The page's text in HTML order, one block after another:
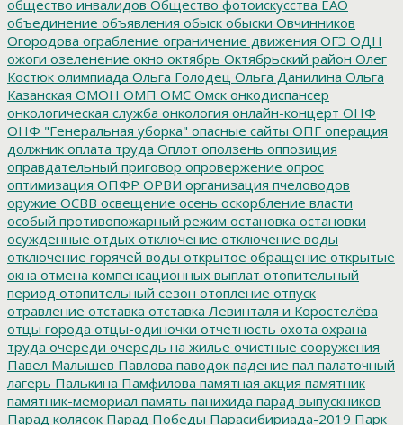
общество инвалидов Общество фотоискусства ЕАО
объединение объявления обыск обыски Овчинников
Огородова ограбление ограничение движения ОГЭ ОДН
ожоги озеленение окно октябрь Октябрьский район Олег
Костюк олимпиада Ольга Голодец Ольга Данилина Ольга
Казанская ОМОН ОМП ОМС Омск онкодиспансер
онкологическая служба онкология онлайн-концерт ОНФ
ОНФ "Генеральная уборка" опасные сайты ОПГ операция
должник оплата труда Оплот оползень оппозиция
оправдательный приговор опровержение опрос
оптимизация ОПФР ОРВИ организация пчеловодов
оружие ОСВВ освещение осень оскорбление власти
особый противопожарный режим остановка остановки
осужденные отдых отключение отключение воды
отключение горячей воды открытое обращение открытые
окна отмена компенсационных выплат отопительный
период отопительный сезон отопление отпуск
отравление отставка отставка Левинталя и Коростелёва
отцы города отцы-одиночки отчетность охота охрана
труда очереди очередь на жилье очистные сооружения
Павел Малышев Павлова паводок падение пал палаточный
лагерь Палькина Памфилова памятная акция памятник
памятник-мемориал память панихида парад выпускников
Парад колясок Парад Победы Парасибириада-2019 Парк